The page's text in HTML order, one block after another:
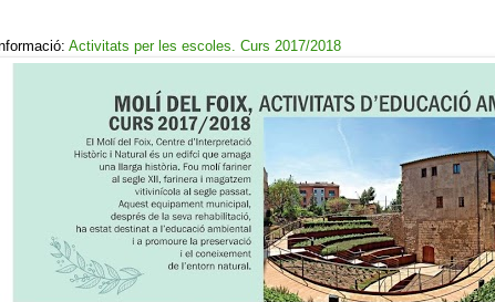
Activitats per les escoles. Curs 2017/2018